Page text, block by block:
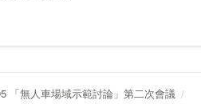
「無人車場域示範討論」第二次會議